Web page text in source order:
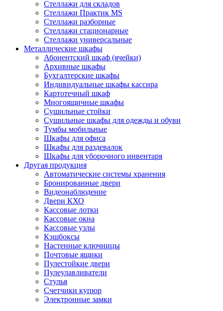
Стеллажи для складов
Стеллажи Практик MS
Стеллажи разборные
Стеллажи стационарные
Стеллажи универсальные
Металлические шкафы
Абонентский шкаф (ячейки)
Архивные шкафы
Бухгалтерские шкафы
Индивидуальные шкафы кассира
Картотечный шкаф
Многоящичные шкафы
Сушильные стойки
Сушильные шкафы для одежды и обуви
Тумбы мобильные
Шкафы для офиса
Шкафы для раздевалок
Шкафы для уборочного инвентаря
Другая продукция
Автоматические системы хранения
Бронированные двери
Видеонаблюдение
Двери КХО
Кассовые лотки
Кассовые окна
Кассовые узлы
Кэшбоксы
Настенные ключницы
Почтовые ящики
Пулестойкие двери
Пулеулавливатели
Стулья
Счетчики купюр
Электронные замки